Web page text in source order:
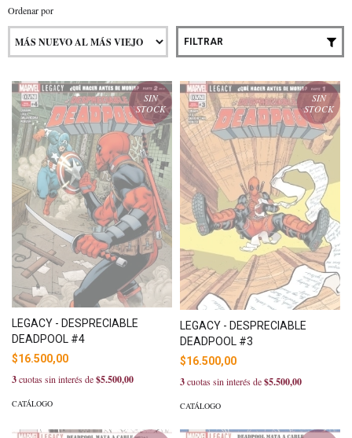
Ordenar por
FILTRAR
SIN
STOCK
LEGACY - DESPRECIABLE
DEADPOOL #4
$16.500,00
3cuotas sin interés de$5.500,00
CATÁLOGO
SIN
STOCK
LEGACY - DESPRECIABLE
DEADPOOL #3
$16.500,00
3cuotas sin interés de$5.500,00
CATÁLOGO